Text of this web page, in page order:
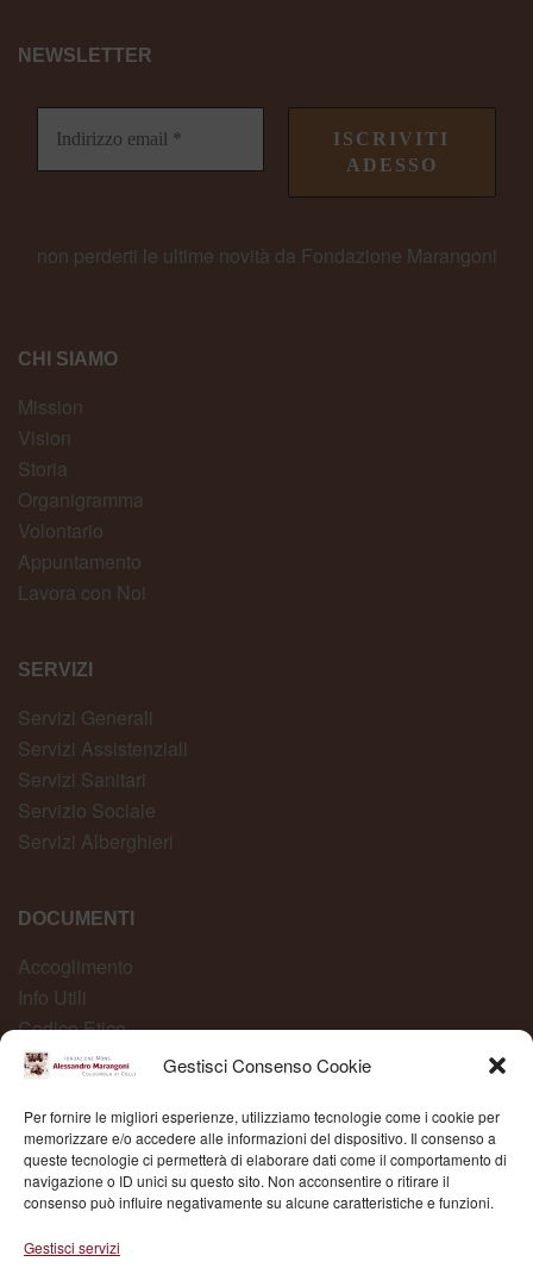
Gestisci Consenso Cookie
Per fornire le migliori esperienze, utilizziamo tecnologie come i cookie per
memorizzare e/o accedere alle informazioni del dispositivo. Il consenso a
queste tecnologie ci permetterà di elaborare dati come il comportamento di
navigazione o ID unici su questo sito. Non acconsentire o ritirare il
consenso può influire negativamente su alcune caratteristiche e funzioni.
Gestisci servizi
CHI SIAMO
Mission
Vision
Storia
Organigramma
Volontario
Appuntamento
Lavora con Noi
SERVIZI
Servizi Generali
Servizi Assistenziali
Servizi Sanitari
Servizio Sociale
Servizi Alberghieri
DOCUMENTI
Accoglimento
Info Utili
Codice Etico
Carta dei Servizi
Whistleblowing
NEWSLETTER
non perderti le ultime novità da Fondazione Marangoni
Fond. Mons. Alessandro Marangoni © 2025 | P.IVA